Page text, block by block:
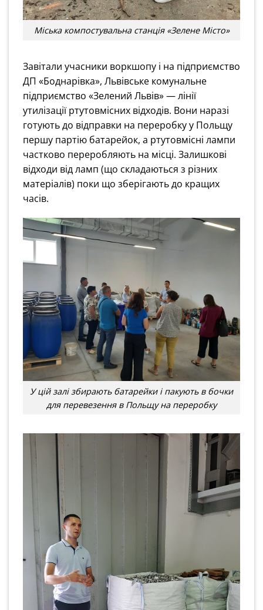
Міська компостувальна станція «Зелене Місто»
Завітали учасники воркшопу і на підприємство
ДП «Боднарівка», Львівське комунальне
підприємство «Зелений Львів» — лінії
утилізації ртутовмісних відходів. Вони наразі
готують до відправки на переробку у Польщу
першу партію батарейок, а ртутовмісні лампи
частково переробляють на місці. Залишкові
відходи від ламп (що складаються з різних
матеріалів) поки що зберігають до кращих
часів.
У цій залі збирають батарейки і пакують в бочки
для перевезення в Польщу на переробку